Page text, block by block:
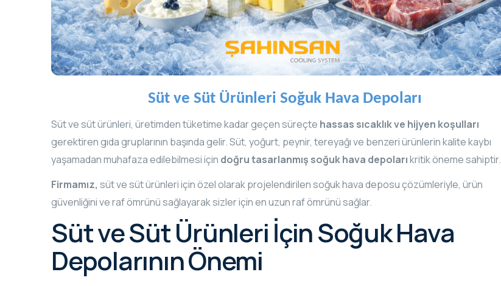
Süt ve Süt Ürünleri Soğuk Hava Depoları
Süt ve süt ürünleri, üretimden tüketime kadar geçen süreçte hassas sıcaklık ve hijyen koşulları
gerektiren gıda gruplarının başında gelir. Süt, yoğurt, peynir, tereyağı ve benzeri ürünlerin kalite kaybı
yaşamadan muhafaza edilebilmesi için doğru tasarlanmış soğuk hava depolarıkritik öneme sahiptir.
Firmamız, süt ve süt ürünleri için özel olarak projelendirilen soğuk hava deposu çözümleriyle, ürün
güvenliğini ve raf ömrünü sağlayarak sizler için en uzun raf ömrünü sağlar.
Süt ve Süt Ürünleri İçin Soğuk Hava
Depolarının Önemi